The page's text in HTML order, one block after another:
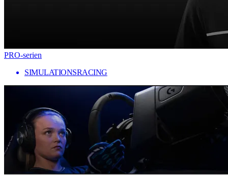
PRO-serien
SIMULATIONSRACING